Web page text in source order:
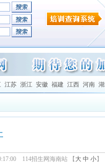
江苏 浙江 安徽 福建 江西 河南
114招生网海南站 【 大 中 小